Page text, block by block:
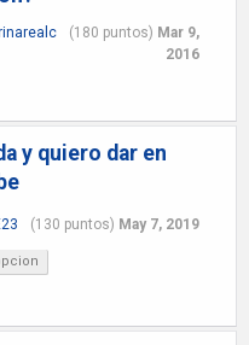
(180 puntos) Mar 9,
2016
y quiero dar en
(130 puntos) May 7, 2019